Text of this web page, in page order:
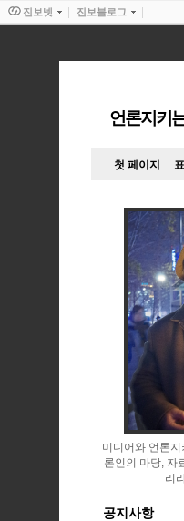
언론지키
첫 페이지
미디어와 언론
론인의 마당, 자
리
공지사항
진보넷 진보블로그